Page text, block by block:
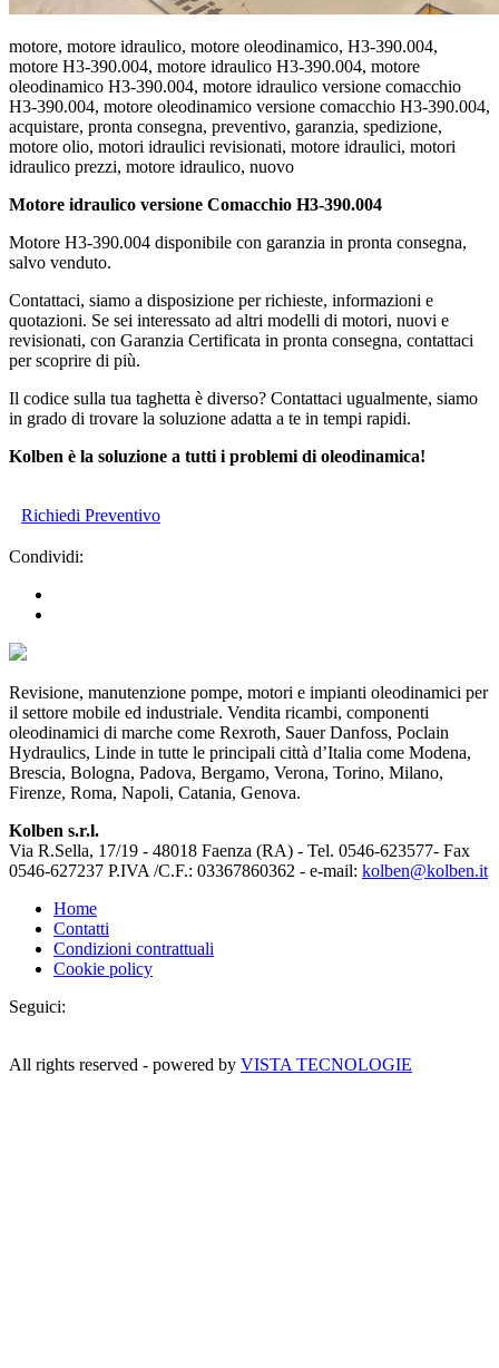
motore, motore idraulico, motore oleodinamico, H3-390.004,
motore H3-390.004, motore idraulico H3-390.004, motore
oleodinamico H3-390.004, motore idraulico versione comacchio
H3-390.004, motore oleodinamico versione comacchio H3-390.004,
acquistare, pronta consegna, preventivo, garanzia, spedizione,
motore olio, motori idraulici revisionati, motore idraulici, motori
idraulico prezzi, motore idraulico, nuovo
Motore idraulico versione Comacchio H3-390.004
Motore H3-390.004 disponibile con garanzia in pronta consegna,
salvo venduto.
Contattaci, siamo a disposizione per richieste, informazioni e
quotazioni. Se sei interessato ad altri modelli di motori, nuovi e
revisionati, con Garanzia Certificata in pronta consegna, contattaci
per scoprire di più.
Il codice sulla tua taghetta è diverso? Contattaci ugualmente, siamo
in grado di trovare la soluzione adatta a te in tempi rapidi.
Kolben è la soluzione a tutti i problemi di oleodinamica!
Richiedi Preventivo
Condividi:
Revisione, manutenzione pompe, motori e impianti oleodinamici per
il settore mobile ed industriale. Vendita ricambi, componenti
oleodinamici di marche come Rexroth, Sauer Danfoss, Poclain
Hydraulics, Linde in tutte le principali città d’Italia come Modena,
Brescia, Bologna, Padova, Bergamo, Verona, Torino, Milano,
Firenze, Roma, Napoli, Catania, Genova.
Kolben s.r.l.
Via R.Sella, 17/19 - 48018 Faenza (RA) - Tel. 0546-623577- Fax
0546-627237 P.IVA /C.F.: 03367860362 - e-mail: kolben@kolben.it
Home
Contatti
Condizioni contrattuali
Cookie policy
Seguici:
All rights reserved - powered by VISTA TECNOLOGIE